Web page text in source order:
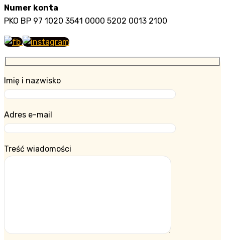
Numer konta
PKO BP 97 1020 3541 0000 5202 0013 2100
Imię i nazwisko
Adres e-mail
Treść wiadomości